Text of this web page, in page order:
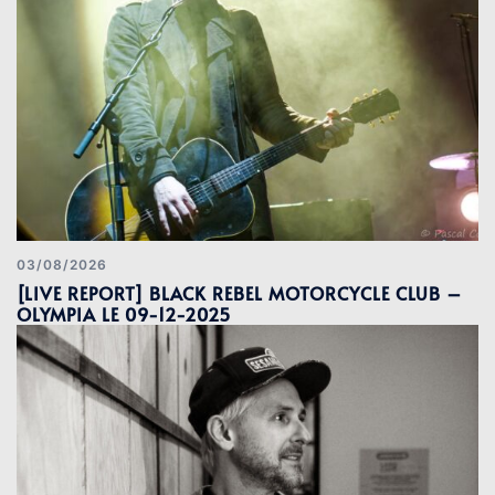
03/08/2026
[LIVE REPORT] BLACK REBEL MOTORCYCLE CLUB –
OLYMPIA LE 09-12-2025